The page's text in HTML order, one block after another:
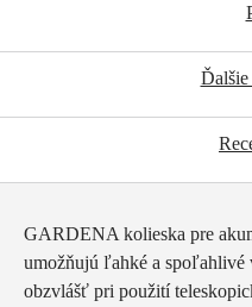
GARDENA kolieska pre
umožňujú ľahké a spoľahlivé
obzvlášť pri použití